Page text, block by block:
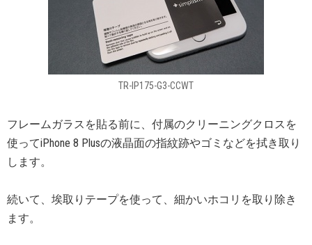
TR-IP175-G3-CCWT
フレームガラスを貼る前に、付属のクリーニングクロスを
使ってiPhone 8 Plusの液晶面の指紋跡やゴミなどを拭き取り
します。
続いて、埃取りテープを使って、細かいホコリを取り除き
ます。